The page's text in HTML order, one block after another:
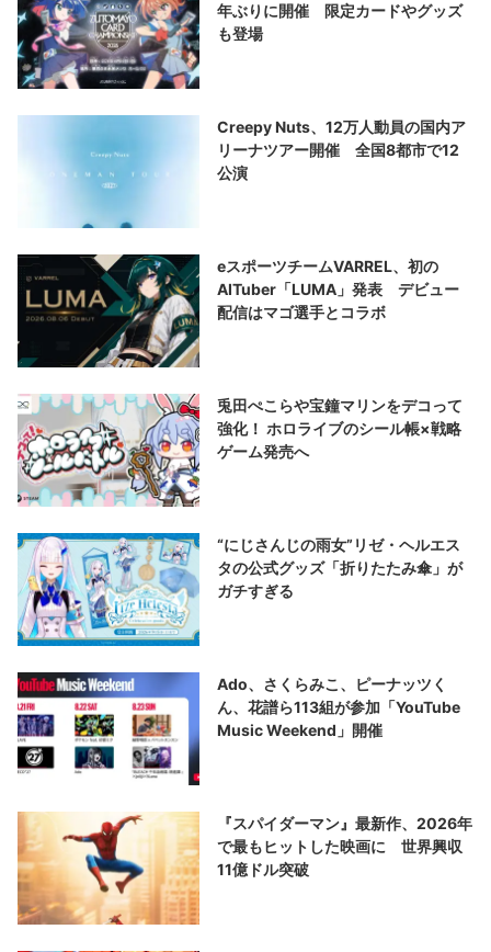
年ぶりに開催 限定カードやグッズ
も登場
Creepy Nuts、12万人動員の国内ア
リーナツアー開催 全国8都市で12
公演
eスポーツチームVARREL、初の
AITuber「LUMA」発表 デビュー
配信はマゴ選手とコラボ
兎田ぺこらや宝鐘マリンをデコって
強化！ ホロライブのシール帳×戦略
ゲーム発売へ
“にじさんじの雨女”リゼ・ヘルエス
タの公式グッズ「折りたたみ傘」が
ガチすぎる
Ado、さくらみこ、ピーナッツく
ん、花譜ら113組が参加「YouTube
Music Weekend」開催
『スパイダーマン』最新作、2026年
で最もヒットした映画に 世界興収
11億ドル突破